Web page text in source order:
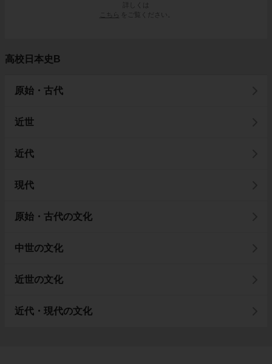
詳しくは
こちら
をご覧ください。
高校日本史B
原始・古代
近世
近代
現代
原始・古代の文化
中世の文化
近世の文化
近代・現代の文化